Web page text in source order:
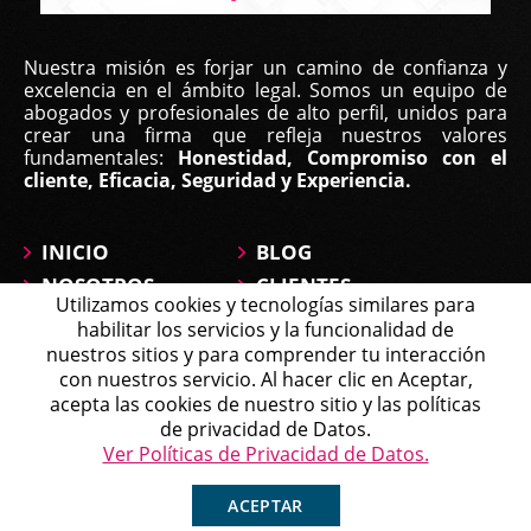
Buen día, estimado equipo
Primero que todo para darles las gracias por su
excelente labor. Estamos muy agradecidos
especialmente con la Lic. María José Montañez que
Nuestra misión es forjar un camino de confianza y
excelencia en el ámbito legal. Somos un equipo de
abogados y profesionales de alto perfil, unidos para
crear una firma que refleja nuestros valores
fundamentales: Honestidad, Compromiso con el
cliente, Eficacia, Seguridad y Experiencia.
INICIO
NOSOTROS
ÁREAS DE
PRÁCTICA
PREGUNTAS
BLOG
CLIENTES
CONTÁCTANOS
MAPA DEL SITIO
Política de Tratamiento de Datos
Copyright © 2026 Affirma Legal • Todos los derechos
reservados.
Michell
Agente en Línea
Chatea ahora
Utilizamos cookies y tecnologías similares para
habilitar los servicios y la funcionalidad de
nuestros sitios y para comprender tu interacción
con nuestros servicio. Al hacer clic en Aceptar,
acepta las cookies de nuestro sitio y las políticas
de privacidad de Datos.
Ver Políticas de Privacidad de Datos.
ACEPTAR